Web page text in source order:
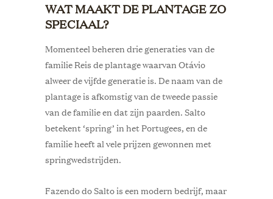
WAT MAAKT DE PLANTAGE ZO
SPECIAAL?
Momenteel beheren drie generaties van de
familie Reis de plantage waarvan Otávio
alweer de vijfde generatie is. De naam van de
plantage is afkomstig van de tweede passie
van de familie en dat zijn paarden. Salto
betekent ‘spring’ in het Portugees, en de
familie heeft al vele prijzen gewonnen met
springwedstrijden.
Fazendo do Salto is een modern bedrijf, maar